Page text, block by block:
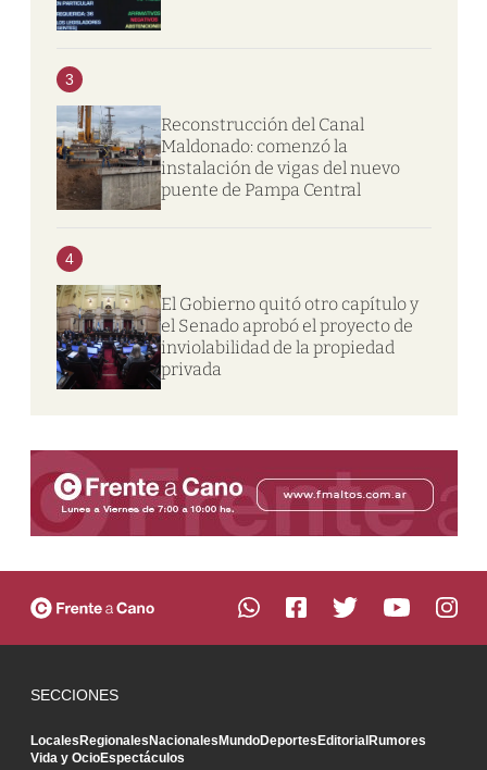
3
Reconstrucción del Canal
Maldonado: comenzó la
instalación de vigas del nuevo
puente de Pampa Central
4
El Gobierno quitó otro capítulo y
el Senado aprobó el proyecto de
inviolabilidad de la propiedad
privada
SECCIONES
LocalesRegionalesNacionalesMundoDeportesEditorialRumores
Vida y OcioEspectáculos